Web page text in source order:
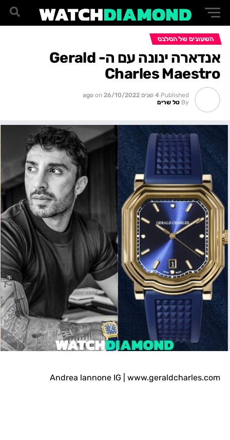
השעונים של הסלבס
אנדארה ינונה עם ה- Gerald
Charles Maestro
Published 4 שנים ago on 26/10/2022
By טל שרים
Andrea lannone IG | www.geraldcharles.com